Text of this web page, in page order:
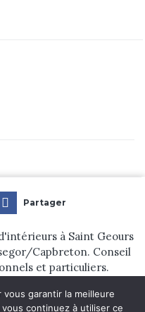
à Saint Geours
Capbreton. Conseil
et particuliers.
Partager
tous droits réservés. |
garantir la meilleure
continuez à utiliser ce